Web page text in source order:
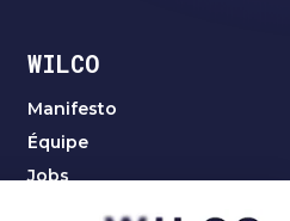
WILCO
Manifesto
Équipe
Jobs